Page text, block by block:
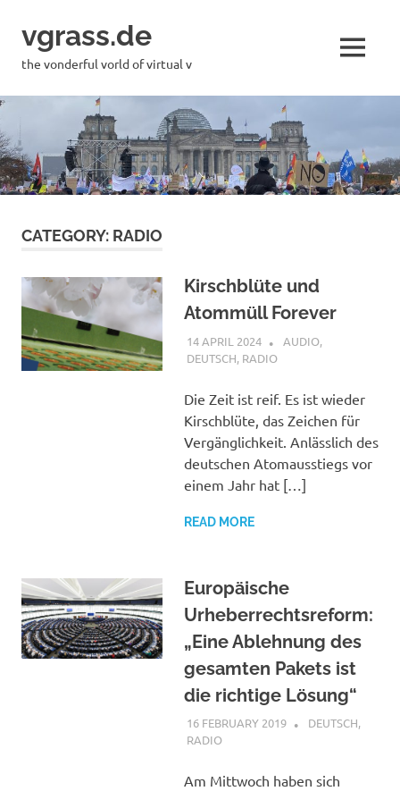
content
vgrass.de
the vonderful vorld of virtual v MENU
CATEGORY: RADIO
Kirschblüte und
Atommüll Forever
14 APRIL 2024 VGRASS
AUDIO,
DEUTSCH, RADIO
Die Zeit ist reif. Es ist wieder
Kirschblüte, das Zeichen für
Vergänglichkeit. Anlässlich des
deutschen Atomausstiegs vor
einem Jahr hat […]
READ MORE
Europäische
Urheberrechtsreform:
„Eine Ablehnung des
gesamten Pakets ist
die richtige Lösung“
16 FEBRUARY 2019 VGRASS
DEUTSCH,
RADIO
Am Mittwoch haben sich